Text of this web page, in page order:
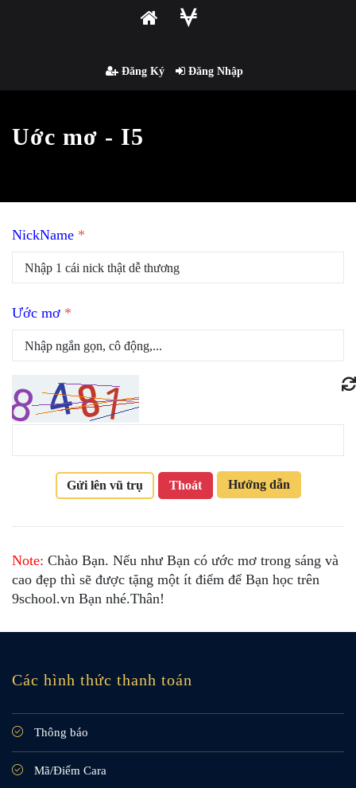
Đăng Ký Đăng Nhập
Uớc mơ - I5
NickName *
Ước mơ *
Gửi lên vũ trụ Thoát Hướng dẫn
Note: Chào Bạn. Nếu như Bạn có ước mơ trong sáng và
cao đẹp thì sẽ được tặng một ít điểm để Bạn học trên
9school.vn Bạn nhé.Thân!
Các hình thức thanh toán
Thông báo
Mã/Điểm Cara